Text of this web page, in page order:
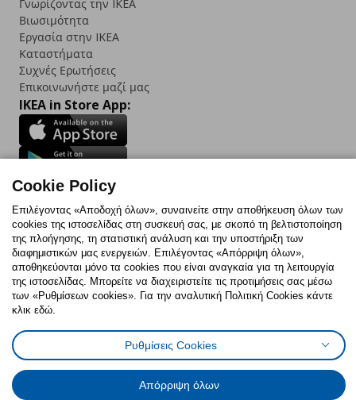
Γνωρίζοντας την IKEA
Βιωσιμότητα
Εργασία στην IKEA
Καταστήματα
Συχνές Ερωτήσεις
Επικοινωνήστε μαζί μας
IKEA in Store App:
Follow us:
FacebookInstagram
TikTokYoutubePinterestTwitter
Ρυθμίσεις cookiesΌροι Χρήσης
Γενική Πολιτική Προσωπικών Δεδομένων
Πολιτική Προσωπικών Δεδομένων για ΙΚΕΑ.gr
Cookie Policy
Επιλέγοντας «Αποδοχή όλων», συναινείτε στην αποθήκευση όλων των
cookies της ιστοσελίδας στη συσκευή σας, με σκοπό τη βελτιστοποίηση
της πλοήγησης, τη στατιστική ανάλυση και την υποστήριξη των
διαφημιστικών μας ενεργειών. Επιλέγοντας «Απόρριψη όλων»,
αποθηκεύονται μόνο τα cookies που είναι αναγκαία για τη λειτουργία
της ιστοσελίδας. Μπορείτε να διαχειριστείτε τις προτιμήσεις σας μέσω
των «Ρυθμίσεων cookies». Για την αναλυτική Πολιτική Cookies κάντε
κλικ εδώ.
Ρυθμίσεις Cookies
Απόρριψη όλων